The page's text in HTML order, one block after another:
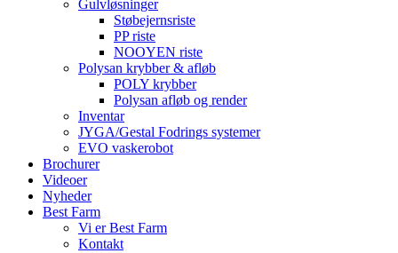
Gulvløsninger
Støbejernsriste
PP riste
NOOYEN riste
Polysan krybber & afløb
POLY krybber
Polysan afløb og render
Inventar
JYGA/Gestal Fodrings systemer
EVO vaskerobot
Brochurer
Videoer
Nyheder
Best Farm
Vi er Best Farm
Kontakt